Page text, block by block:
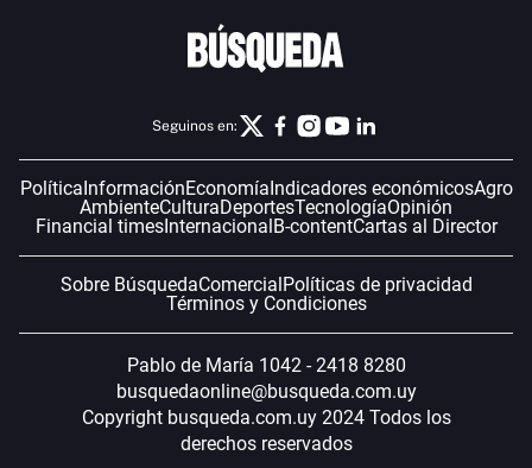
Seguinos en:
PolíticaInformaciónEconomíaIndicadores económicosAgro
AmbienteCulturaDeportesTecnologíaOpinión
Financial timesInternacionalB-contentCartas al Director
Sobre BúsquedaComercialPolíticas de privacidad
Términos y Condiciones
Pablo de María 1042 - 2418 8280
busquedaonline@busqueda.com.uy
Copyright busqueda.com.uy 2024 Todos los
derechos reservados